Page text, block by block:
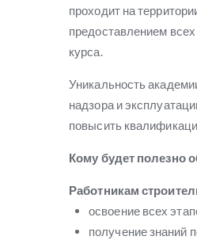
проходит на
предоставлением
курса.
Уникальность
надзора и
повысить
Кому будет полезно
Работникам
освоение всех
получение знаний